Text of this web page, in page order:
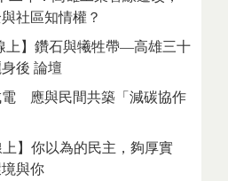
社區知情權？
上】鑽石與犧牲帶—高雄三十
後 論壇
電 應與民間共築「減碳協作
】你以為的民主，夠厚實
與你